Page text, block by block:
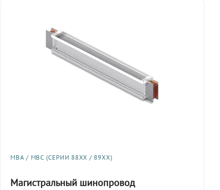
МВА / МВС (СЕРИИ 88XX / 89XX)
Магистральный шинопровод